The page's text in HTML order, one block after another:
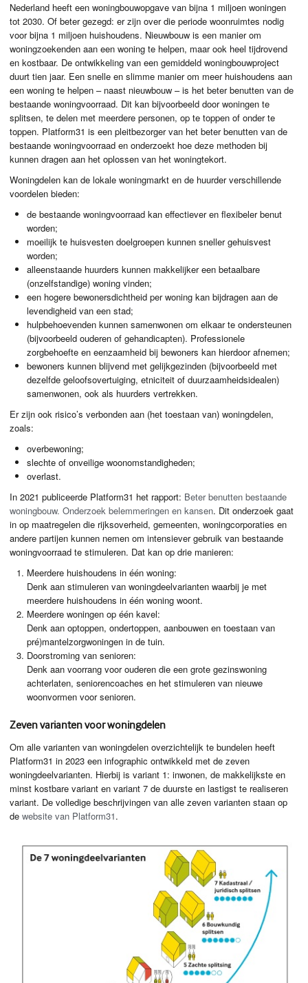
Nederland heeft een woningbouwopgave van bijna 1 miljoen woningen
tot 2030. Of beter gezegd: er zijn over die periode woonruimtes nodig
voor bijna 1 miljoen huishoudens. Nieuwbouw is een manier om
woningzoekenden aan een woning te helpen, maar ook heel tijdrovend
en kostbaar. De ontwikkeling van een gemiddeld woningbouwproject
duurt tien jaar. Een snelle en slimme manier om meer huishoudens aan
een woning te helpen – naast nieuwbouw – is het beter benutten van de
bestaande woningvoorraad. Dit kan bijvoorbeeld door woningen te
splitsen, te delen met meerdere personen, op te toppen of onder te
toppen. Platform31 is een pleitbezorger van het beter benutten van de
bestaande woningvoorraad en onderzoekt hoe deze methoden bij
kunnen dragen aan het oplossen van het woningtekort.
Woningdelen kan de lokale woningmarkt en de huurder verschillende
voordelen bieden:
de bestaande woningvoorraad kan effectiever en flexibeler benut
worden;
moeilijk te huisvesten doelgroepen kunnen sneller gehuisvest
worden;
alleenstaande huurders kunnen makkelijker een betaalbare
(onzelfstandige) woning vinden;
een hogere bewonersdichtheid per woning kan bijdragen aan de
levendigheid van een stad;
hulpbehoevenden kunnen samenwonen om elkaar te ondersteunen
(bijvoorbeeld ouderen of gehandicapten). Professionele
zorgbehoefte en eenzaamheid bij bewoners kan hierdoor afnemen;
bewoners kunnen blijvend met gelijkgezinden (bijvoorbeeld met
dezelfde geloofsovertuiging, etniciteit of duurzaamheidsidealen)
samenwonen, ook als huurders vertrekken.
Er zijn ook risico’s verbonden aan (het toestaan van) woningdelen,
zoals:
overbewoning;
slechte of onveilige woonomstandigheden;
overlast.
In 2021 publiceerde Platform31 het rapport: Beter benutten bestaande
woningbouw. Onderzoek belemmeringen en kansen. Dit onderzoek gaat
in op maatregelen die rijksoverheid, gemeenten, woningcorporaties en
andere partijen kunnen nemen om intensiever gebruik van bestaande
woningvoorraad te stimuleren. Dat kan op drie manieren:
Meerdere huishoudens in één woning:
Denk aan stimuleren van woningdeelvarianten waarbij je met
meerdere huishoudens in één woning woont.
Meerdere woningen op één kavel:
Denk aan optoppen, ondertoppen, aanbouwen en toestaan van
pré)mantelzorgwoningen in de tuin.
Doorstroming van senioren:
Denk aan voorrang voor ouderen die een grote gezinswoning
achterlaten, seniorencoaches en het stimuleren van nieuwe
woonvormen voor senioren.
Zeven varianten voor woningdelen
Om alle varianten van woningdelen overzichtelijk te bundelen heeft
Platform31 in 2023 een infographic ontwikkeld met de zeven
woningdeelvarianten. Hierbij is variant 1: inwonen, de makkelijkste en
minst kostbare variant en variant 7 de duurste en lastigst te realiseren
variant. De volledige beschrijvingen van alle zeven varianten staan op
dewebsite van Platform31.